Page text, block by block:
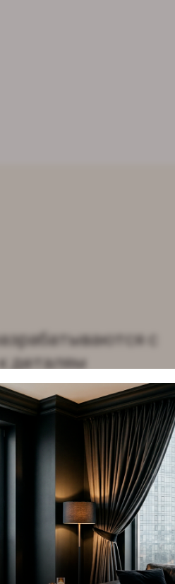
с
деталям